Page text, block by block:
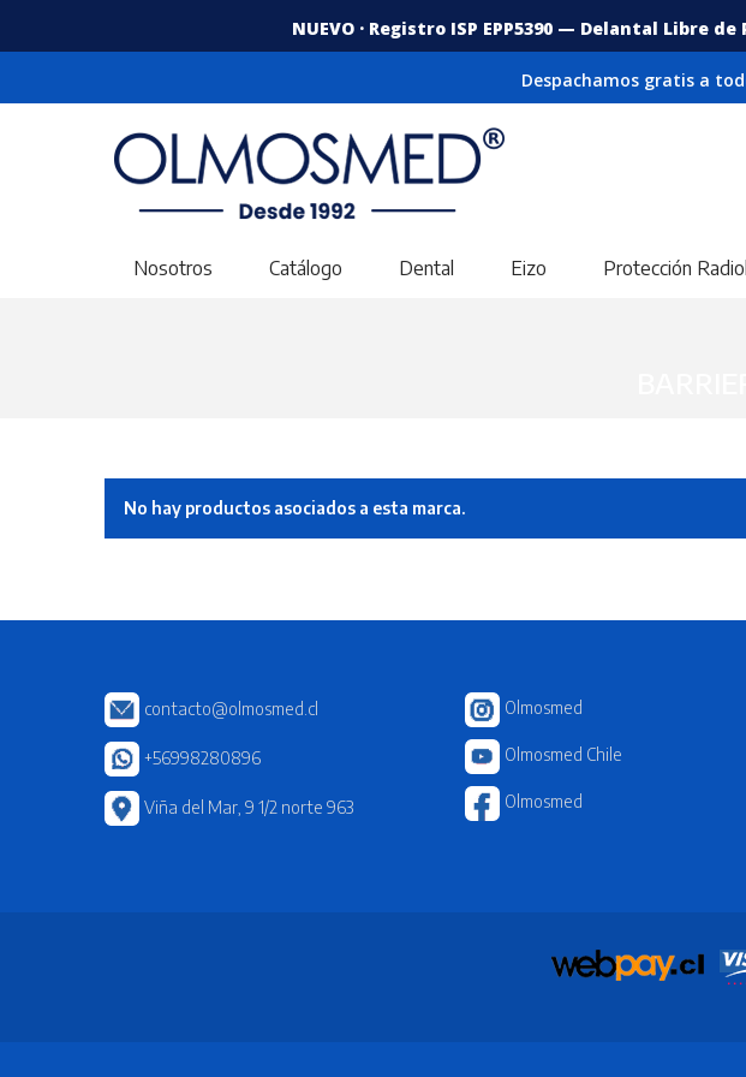
NUEVO · Registro ISP EPP5390 — Delantal Libre
Despachamos gratis a
Nosotros Catálogo Dental Eizo Protección
No hay productos asociados a esta marca.
contacto@olmosmed.cl
+56998280896
Viña del Mar, 9 1/2 norte 963
Olmosmed
Olmosmed Chile
Olmosmed